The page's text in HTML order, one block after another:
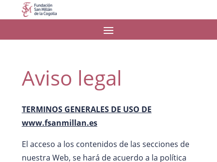
Aviso legal
TERMINOS GENERALES DE USO DE
www.fsanmillan.es
El acceso a los contenidos de las secciones de
nuestra Web, se hará de acuerdo a la política